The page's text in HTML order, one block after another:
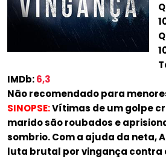
IMDb:6,3
Não recomendado para
SINOPSE:Vítimas de um golpe
marido são roubados e
sombrio. Com a ajuda da neta,
luta brutal por vingança contra